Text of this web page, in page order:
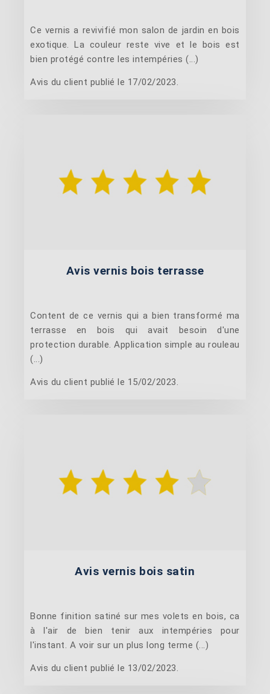
Ce vernis a revivifié mon salon de jardin en bois
exotique. La couleur reste vive et le bois est
bien protégé contre les intempéries (...)
Avis du client publié le 17/02/2023.
Avis vernis bois terrasse
Content de ce vernis qui a bien transformé ma
terrasse en bois qui avait besoin d'une
protection durable. Application simple au rouleau
(...)
Avis du client publié le 15/02/2023.
Avis vernis bois satin
Bonne finition satiné sur mes volets en bois, ca
à l'air de bien tenir aux intempéries pour
l'instant. A voir sur un plus long terme (...)
Avis du client publié le 13/02/2023.